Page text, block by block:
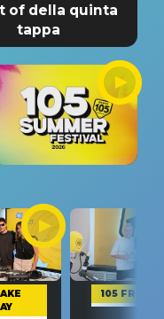
of della quinta
tappa
105